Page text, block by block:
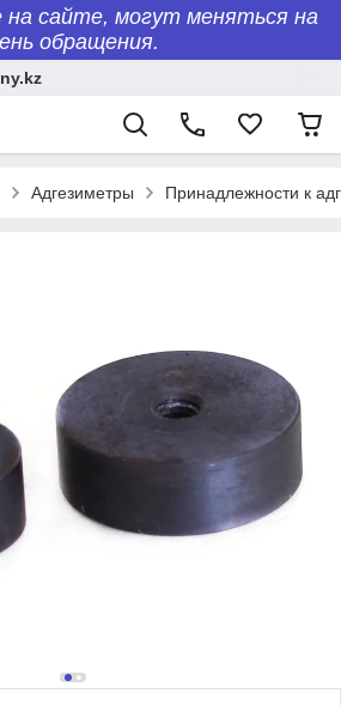
на сайте, могут меняться на
обращения.
Адгезиметры Принадлежности к